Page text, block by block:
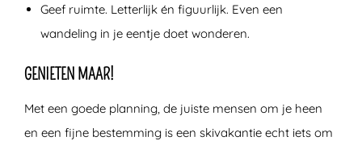
Geef ruimte. Letterlijk én figuurlijk. Even een
wandeling in je eentje doet wonderen.
GENIETEN MAAR!
Met een goede planning, de juiste mensen om je heen
en een fijne bestemming is een skivakantie echt iets om